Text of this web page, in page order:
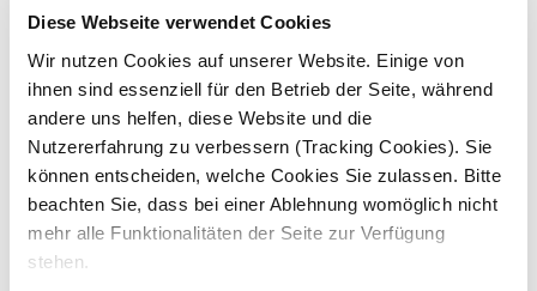
Diese Webseite verwendet Cookies
Wir nutzen Cookies auf unserer Website. Einige von
ihnen sind essenziell für den Betrieb der Seite, während
andere uns helfen, diese Website und die
Nutzererfahrung zu verbessern (Tracking Cookies). Sie
können entscheiden, welche Cookies Sie zulassen. Bitte
beachten Sie, dass bei einer Ablehnung womöglich nicht
mehr alle Funktionalitäten der Seite zur Verfügung
stehen.
So arbeitest du. Deine Aufgaben.
Als Pflegehilfskraft hast du viel Bezug zu unseren
Bewohnern.
Du hilfst den Bewohnern: bei der
Körperpflege, beim Wechsel der Position im
Bett, bei der Mobilisation und bei der
Speisenversorgung.